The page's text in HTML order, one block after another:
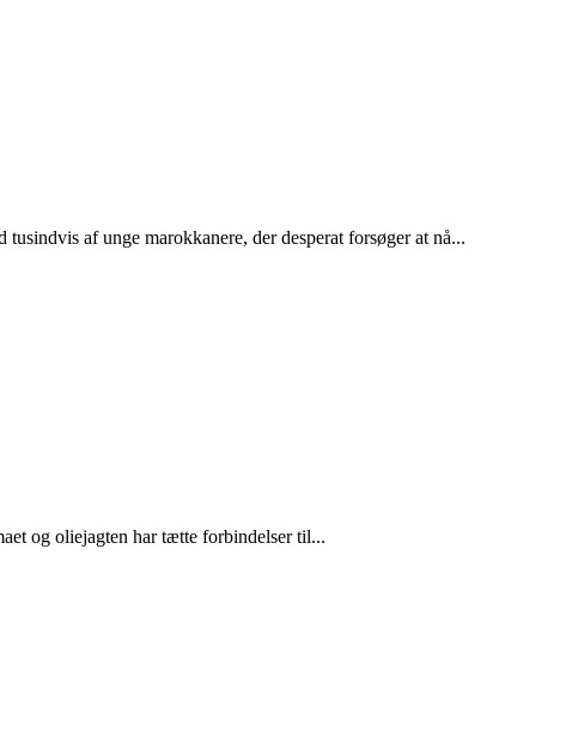
af unge marokkanere, der desperat forsøger at nå...
og oliejagten har tætte forbindelser til...